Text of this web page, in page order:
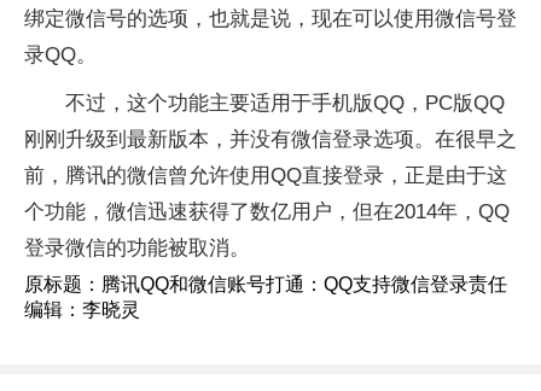
绑定微信号的选项，也就是说，现在可以使用微信号登
录QQ。
不过，这个功能主要适用于手机版QQ，PC版QQ
刚刚升级到最新版本，并没有微信登录选项。在很早之
前，腾讯的微信曾允许使用QQ直接登录，正是由于这
个功能，微信迅速获得了数亿用户，但在2014年，QQ
登录微信的功能被取消。
原标题：腾讯QQ和微信账号打通：QQ支持微信登录责任
编辑：李晓灵